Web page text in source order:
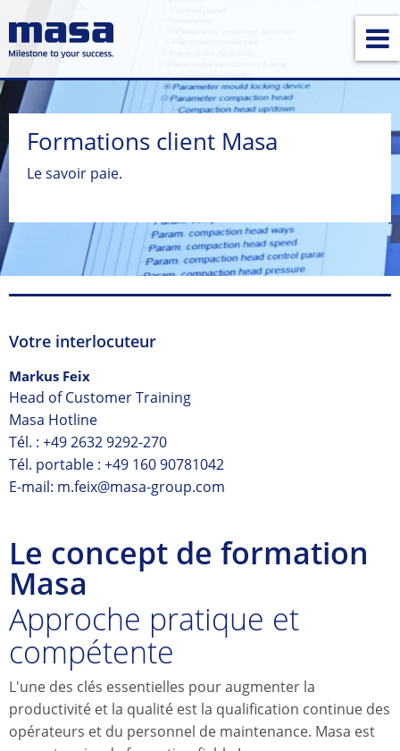
Formations client Masa
Le savoir paie.
Votre interlocuteur
Markus Feix
Head of Customer Training
Masa Hotline
Tél. : +49 2632 9292-270
Tél. portable : +49 160 90781042
E-mail: m.feix@masa-group.com
Le concept de formation
Masa
Approche pratique et
compétente
L'une des clés essentielles pour augmenter la
productivité et la qualité est la qualification continue des
opérateurs et du personnel de maintenance. Masa est